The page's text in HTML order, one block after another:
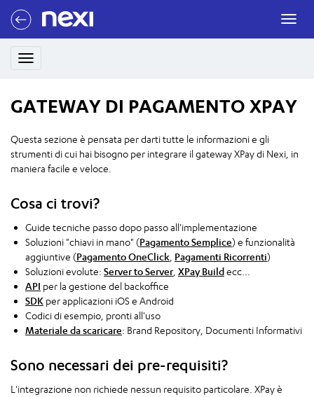
GATEWAY DI PAGAMENTO XPAY
Questa sezione è pensata per darti tutte le informazioni e gli
strumenti di cui hai bisogno per integrare il gateway XPay di Nexi, in
maniera facile e veloce.
Cosa ci trovi?
Guide tecniche passo dopo passo all'implementazione
Soluzioni "chiavi in mano" (Pagamento Semplice) e funzionalità
aggiuntive (Pagamento OneClick Pagamenti Ricorrenti)
Soluzioni evolute: Server to Server, XPay Buildecc...
API per la gestione del backoffice
SDK per applicazioni iOS e Android
Codici di esempio, pronti all'uso
Materiale da scaricare: Brand Repository, Documenti Informativi
Sono necessari dei pre-requisiti?
L'integrazione non richiede nessun requisito particolare. XPay è